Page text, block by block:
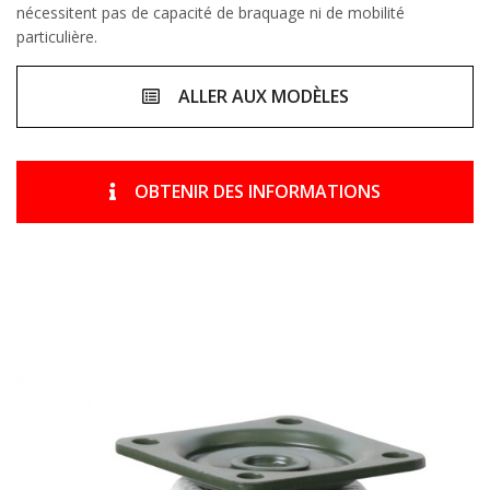
nécessitent pas de capacité de braquage ni de mobilité
particulière.
ALLER AUX MODÈLES
OBTENIR DES INFORMATIONS